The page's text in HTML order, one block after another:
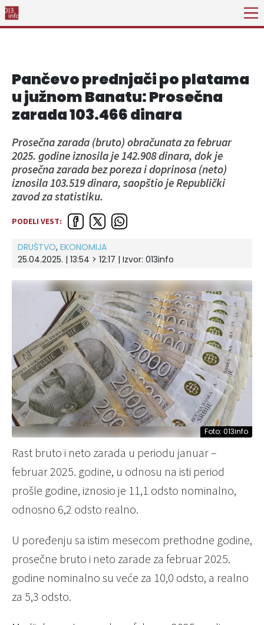
Pančevo prednjači po platama
u južnom Banatu: Prosečna
zarada 103.466 dinara
Prosečna zarada (bruto) obračunata za februar
2025. godine iznosila je 142.908 dinara, dok je
prosečna zarada bez poreza i doprinosa (neto)
iznosila 103.519 dinara, saopštio je Republički
zavod za statistiku.
PODELI VEST:
DRUŠTVO, EKONOMIJA
25.04.2025. | 13:54 > 12:17 | Izvor: 013info
Foto: 013info
Rast bruto i neto zarada u periodu januar –
februar 2025. godine, u odnosu na isti period
prošle godine, iznosio je 11,1 odsto nominalno,
odnosno 6,2 odsto realno.
U poređenju sa istim mesecom prethodne godine,
prosečne bruto i neto zarade za februar 2025.
godine nominalno su veće za 10,0 odsto, a realno
za 5,3 odsto.